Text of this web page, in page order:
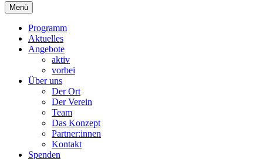
Primäres
Menü
Menü
Programm
Aktuelles
Angebote
aktiv
vorbei
Über uns
Der Ort
Der Verein
Team
Das Konzept
Partner:innen
Kontakt
Spenden